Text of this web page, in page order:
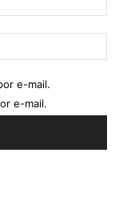
e-mail.
e-mail.